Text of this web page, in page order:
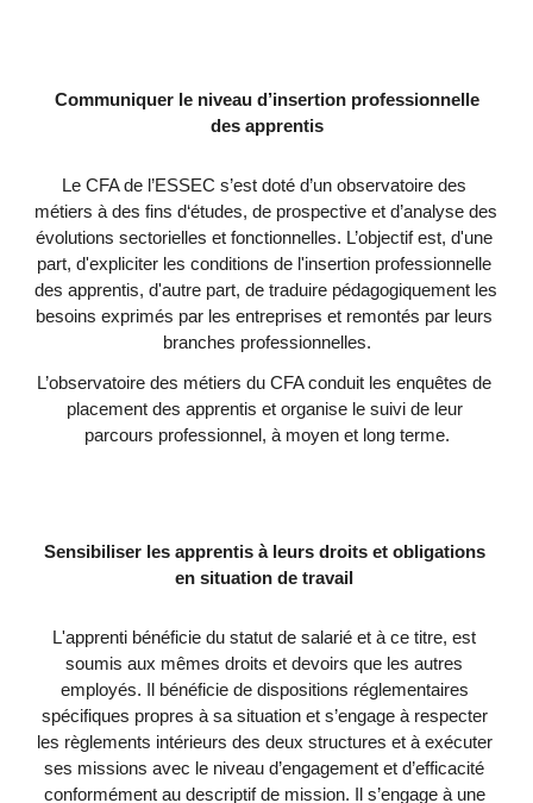
Communiquer le niveau d’insertion professionnelle
des apprentis
Le CFA de l’ESSEC s’est doté d’un observatoire des
métiers à des fins d‘études, de prospective et d’analyse des
évolutions sectorielles et fonctionnelles. L’objectif est, d'une
part, d'expliciter les conditions de l'insertion professionnelle
des apprentis, d'autre part, de traduire pédagogiquement les
besoins exprimés par les entreprises et remontés par leurs
branches professionnelles.
L’observatoire des métiers du CFA conduit les enquêtes de
placement des apprentis et organise le suivi de leur
parcours professionnel, à moyen et long terme.
Sensibiliser les apprentis à leurs droits et obligations
en situation de travail
L'apprenti bénéficie du statut de salarié et à ce titre, est
soumis aux mêmes droits et devoirs que les autres
employés. Il bénéficie de dispositions réglementaires
spécifiques propres à sa situation et s’engage à respecter
les règlements intérieurs des deux structures et à exécuter
ses missions avec le niveau d’engagement et d’efficacité
conformément au descriptif de mission. Il s’engage à une